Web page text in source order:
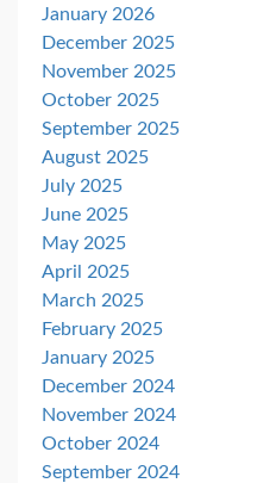
January 2026
December 2025
November 2025
October 2025
September 2025
August 2025
July 2025
June 2025
May 2025
April 2025
March 2025
February 2025
January 2025
December 2024
November 2024
October 2024
September 2024